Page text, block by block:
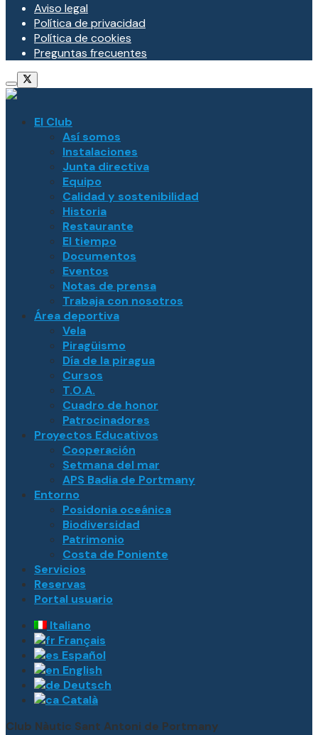
Aviso legal
Política de privacidad
Política de cookies
Preguntas frecuentes
El Club
Así somos
Instalaciones
Junta directiva
Equipo
Calidad y sostenibilidad
Historia
Restaurante
El tiempo
Documentos
Eventos
Notas de prensa
Trabaja con nosotros
Área deportiva
Vela
Piragüismo
Día de la piragua
Cursos
T.O.A.
Cuadro de honor
Patrocinadores
Proyectos Educativos
Cooperación
Setmana del mar
APS Badia de Portmany
Entorno
Posidonia oceánica
Biodiversidad
Patrimonio
Costa de Poniente
Servicios
Reservas
Portal usuario
Italiano
Français
Español
English
Deutsch
Català
Club Nàutic Sant Antoni de Portmany